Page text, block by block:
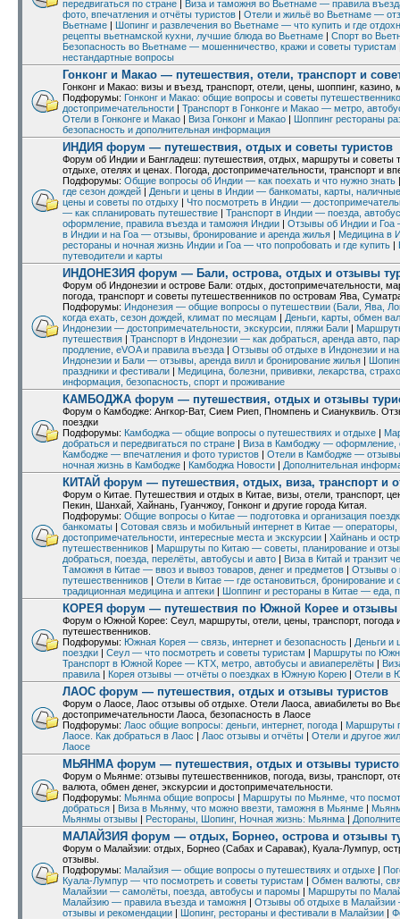
Гонконг, Макао: Прекрасные Гонконг и Макао в феврале 2026
Филиппины: Панглао/Бохол на 6 дней в феврале 2026
Китай: Транзитный Пекин в феврале 2026
Марокко: Короткие заметки по Марокко (20.02.2026-01.03.2026)
Поездки на выходные. Россия: Верея. Апрель 2026. Скучно, девочки
Марокко: Марокко весна 2026 без машины (Касабланка - Рабат - Танжер -
Франция: Один день на Лазурном берегу из Ниццы: Эз, вид на Монако, вилла
Тайланд: Месячное мотопутешествие по Южному Тайланду.
Китай: Вы больше не в Канзасе, это Пандора!
Шри Ланка: Неделя на Шри-Ланке в феврале (с ребёнком, на арендованной
Филиппины: В поисках баунти. В апреле 2026.
Океания: Фиджи, Самоа, Вануату, Кирибати и Тонга за один присест
Швейцария: Озеро Лугано из Милана на 1-2 дня: Моркоте, парк Шеррер, Гандрия
Вьетнам: Вунгтау, Хочам, Хошимин, март
Япония: Жаркий сентябрь 2025. Соло из Кагосимы до Осаки, с девушкой по
Италия фото: Неаполь за один день: тюрбо съел, город не зашёл — что пошло не
Колумбия: Зимовка 2026, полтора месяца в Колумбии.
Египет: GEM, Сакара, Дахшур: самостоятельный трансфер, билеты и немного
Персидский залив, шейхи: Саудовская Аравия общественным транспортом, в
Австрия: Выходные в Вене в марте 2022 г. Фотозарисовки из прошлого.
передвигаться по стране | Виза и таможня во Вьетнаме — правила
фото, впечатления и отчёты туристов | Отели и жильё во Вьетнаме —
Вьетнаме | Шопинг и развлечения во Вьетнаме — что купить и где
рецепты вьетнамской кухни, лучшие блюда во Вьетнаме | Спорт во
Безопасность во Вьетнаме — мошенничество, кражи и советы туристам
нестандартные вопросы
Гонконг и Макао — путешествия, отели, транспорт и
Гонконг и Макао: визы и въезд, транспорт, отели, цены, шоппинг,
Подфорумы: Гонконг и Макао: общие вопросы и советы
достопримечательности | Транспорт в Гонконге и Макао — метро,
Отели в Гонконге и Макао | Виза Гонконг и Макао | Шоппинг рестораны
безопасность и дополнительная информация
ИНДИЯ форум — путешествия, отдых и советы туристов
Форум об Индии и Бангладеш: путешествия, отдых, маршруты и советы
отдыхе, отелях и ценах. Погода, достопримечательности, транспорт и
Подфорумы: Общие вопросы об Индии — как поехать и что нужно знать |
где сезон дождей | Деньги и цены в Индии — банкоматы, карты,
цены и советы по отдыху | Что посмотреть в Индии —
— как спланировать путешествие | Транспорт в Индии — поезда,
оформление, правила въезда и таможня Индии | Отзывы об Индии и Гоа
в Индии и на Гоа — отзывы, бронирование и аренда жилья | Медицина в
рестораны и ночная жизнь Индии и Гоа — что попробовать и где купить |
путеводители и карты
ИНДОНЕЗИЯ форум — Бали, острова, отдых и отзывы
Форум об Индонезии и острове Бали: отдых, достопримечательности,
погода, транспорт и советы путешественников по островам Ява,
Подфорумы: Индонезия — общие вопросы о путешествии (Бали, Ява,
когда ехать, сезон дождей, климат по месяцам | Деньги, карты, обмен
Индонезии — достопримечательности, экскурсии, пляжи Бали |
путешествия | Транспорт в Индонезии — как добраться, аренда авто,
продление, eVOA и правила въезда | Отзывы об отдыхе в Индонезии и
Индонезии и Бали — отзывы, аренда вилл и бронирование жилья |
праздники и фестивали | Медицина, болезни, прививки, лекарства,
информация, безопасность, спорт и проживание
КАМБОДЖА форум — путешествия, отдых и отзывы
Форум о Камбодже: Ангкор-Ват, Сием Риеп, Пномпень и Сиануквиль.
поездки
Подфорумы: Камбоджа — общие вопросы о путешествиях и отдыхе |
добраться и передвигаться по стране | Виза в Камбоджу — оформление,
Камбодже — впечатления и фото туристов | Отели в Камбодже —
ночная жизнь в Камбодже | Камбоджа Новости | Дополнительная
КИТАЙ форум — путешествия, отдых, виза, транспорт и
Форум о Китае. Путешествия и отдых в Китае, визы, отели, транспорт,
Пекин, Шанхай, Хайнань, Гуанчжоу, Гонконг и другие города Китая.
Подфорумы: Общие вопросы о Китае — подготовка и организация
банкоматы | Сотовая связь и мобильный интернет в Китае — операторы,
достопримечательности, интересные места и экскурсии | Хайнань и
путешественников | Маршруты по Китаю — советы, планирование и
добраться, поезда, перелёты, автобусы и авто | Виза в Китай и транзит
Таможня в Китае — ввоз и вывоз товаров, денег и предметов | Отзывы о
путешественников | Отели в Китае — где остановиться, бронирование и
традиционная медицина и аптеки | Шоппинг и рестораны в Китае — еда,
КОРЕЯ форум — путешествия по Южной Корее и отзывы
Форум о Южной Корее: Сеул, маршруты, отели, цены, транспорт, погода
путешественников.
Подфорумы: Южная Корея — связь, интернет и безопасность | Деньги и
поездки | Сеул — что посмотреть и советы туристам | Маршруты по
Транспорт в Южной Корее — KTX, метро, автобусы и авиаперелёты |
правила | Корея отзывы — отчёты о поездках в Южную Корею | Отели в
ЛАОС форум — путешествия, отдых и отзывы туристов
Форум о Лаосе, Лаос отзывы об отдыхе. Отели Лаоса, авиабилеты во
достопримечательности Лаоса, безопасность в Лаосе
Подфорумы: Лаос общие вопросы: деньги, интернет, погода | Маршруты
Лаосе. Как добраться в Лаос | Лаос отзывы и отчёты | Отели и другое
Лаосе
МЬЯНМА форум — путешествия, отдых и отзывы
Форум о Мьянме: отзывы путешественников, погода, визы, транспорт,
валюта, обмен денег, экскурсии и достопримечательности.
Подфорумы: Мьянма общие вопросы | Маршруты по Мьянме, что
добраться | Виза в Мьянму, что можно ввезти, таможня в Мьянме |
Мьянмы отзывы | Рестораны, Шопинг, Ночная жизнь: Мьянма |
МАЛАЙЗИЯ форум — отдых, Борнео, острова и отзывы
Форум о Малайзии: отдых, Борнео (Сабах и Саравак), Куала-Лумпур,
отзывы.
Подфорумы: Малайзия — общие вопросы о путешествиях и отдыхе |
Куала-Лумпур — что посмотреть и советы туристам | Обмен валюты,
Малайзии — самолёты, поезда, автобусы и паромы | Маршруты по
Малайзию — правила въезда и таможня | Отзывы об отдыхе в Малайзии
отзывы и рекомендации | Шопинг, рестораны и фестивали в Малайзии |